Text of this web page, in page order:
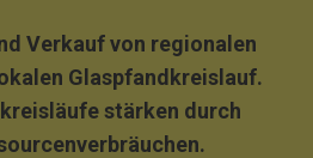
Verkauf von regionalen
Glaspfandkreislauf.
stärken durch